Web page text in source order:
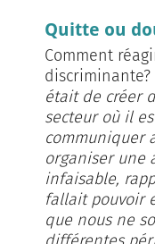
Quitte ou
Comment
discriminante?
était de créer
secteur où il
communiquer
organiser une
infaisable,
fallait pouvoir
que nous ne